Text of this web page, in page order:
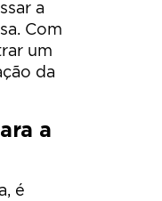
a
Com
um
da
a
é